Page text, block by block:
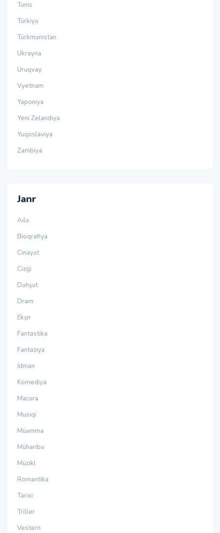
Tunis
Türkiyə
Türkmənistan
Ukrayna
Uruqvay
Vyetnam
Yaponiya
Yeni Zelandiya
Yuqoslaviya
Zambiya
Janr
Ailə
Bioqrafiya
Cinayət
Cizgi
Dəhşət
Dram
Ekşn
Fantastika
Fantaziya
İdman
Komediya
Macəra
Musiqi
Müəmma
Müharibə
Müzikl
Romantika
Tarixi
Triller
Vestern